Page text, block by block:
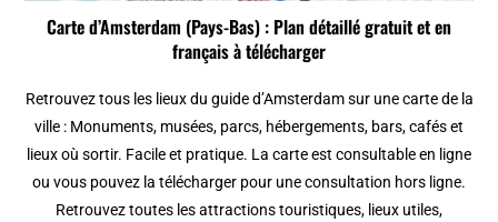
Carte d’Amsterdam (Pays-Bas) : Plan détaillé gratuit et en
français à télécharger
Retrouvez tous les lieux du guide d’Amsterdam sur une carte de la
ville : Monuments, musées, parcs, hébergements, bars, cafés et
lieux où sortir. Facile et pratique. La carte est consultable en ligne
ou vous pouvez la télécharger pour une consultation hors ligne.
Retrouvez toutes les attractions touristiques, lieux utiles,